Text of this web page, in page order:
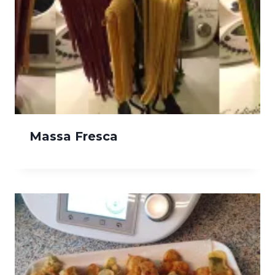
Massa Fresca